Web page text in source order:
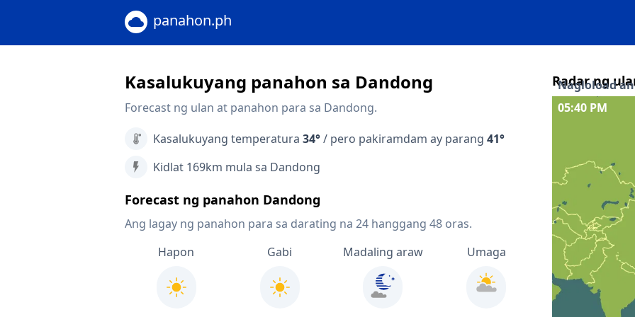
panahon.ph
Kasalukuyang panahon sa Dandong
Forecast ng ulan at panahon para sa Dandong.
Kasalukuyang temperatura 34°/ pero pakiramdam ay parang 41°
Kidlat 169km mula sa Dandong
Forecast ng panahon Dandong
Ang lagay ng panahon para sa darating na 24 hanggang 48 oras.
Hapon
Gabi Madaling araw Umaga
Radar ng
Nagloload
05:40 PM
Interaktibong
Forecast sa
Forecast sa
Radar ng
Mapa ng
Mga kalapit